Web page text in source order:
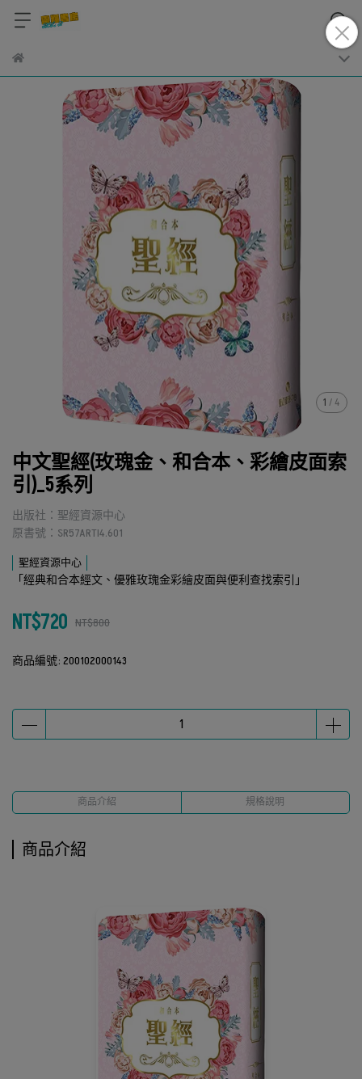
1 / 4
中文聖經(玫瑰金、和合本、彩繪皮面索
引)_5系列
出版社：聖經資源中心
原書號：SR57ARTI4.601
聖經資源中心
「經典和合本經文、優雅玫瑰金彩繪皮面與便利查找索引」
NT$720 NT$800
商品編號: 200102000143
商品介紹 規格說明
商品介紹